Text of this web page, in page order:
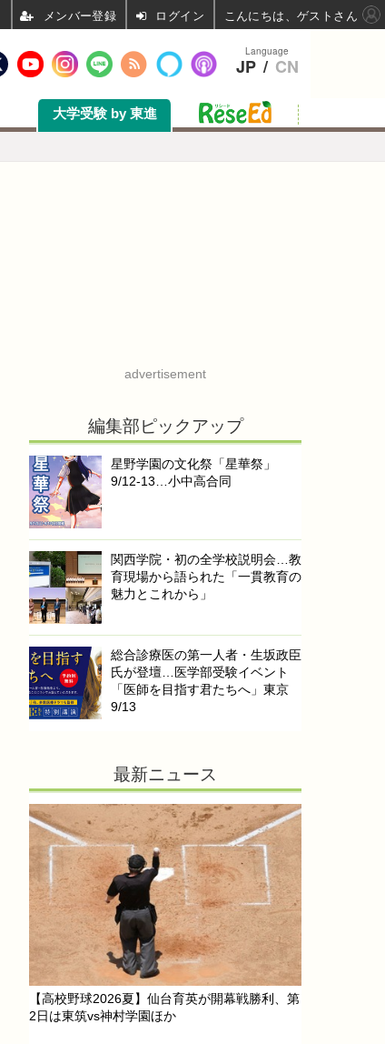
大学受験 by 東進
advertisement
編集部ピックアップ
星野学園の文化祭「星華祭」
9/12-13…小中高合同
関西学院・初の全学校説明会…教
育現場から語られた「一貫教育の
魅力とこれから」
総合診療医の第一人者・生坂政臣
氏が登壇…医学部受験イベント
「医師を目指す君たちへ」東京
9/13
最新ニュース
【高校野球2026夏】仙台育英が開幕戦勝利、第
2日は東筑vs神村学園ほか
Language
JP / CN
ログイン こんにちは、ゲストさん